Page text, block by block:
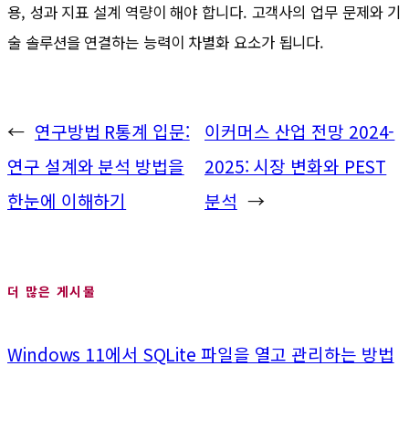
용, 성과 지표 설계 역량이 해야 합니다. 고객사의 업무 문제와 기
술 솔루션을 연결하는 능력이 차별화 요소가 됩니다.
← 연구방법 R통계 입문:
연구 설계와 분석 방법을
한눈에 이해하기
이커머스 산업 전망 2024-
2025: 시장 변화와 PEST
분석 →
더 많은 게시물
Windows 11에서 SQLite 파일을 열고 관리하는 방법